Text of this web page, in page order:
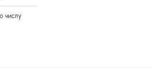
числу